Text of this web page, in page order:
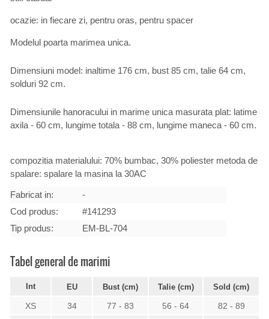
ocazie: in fiecare zi, pentru oras, pentru spacer
Modelul poarta marimea unica.
Dimensiuni model: inaltime 176 cm, bust 85 cm, talie 64 cm,
solduri 92 cm.
Dimensiunile hanoracului in marime unica masurata plat: latime
axila - 60 cm, lungime totala - 88 cm, lungime maneca - 60 cm.
compozitia materialului: 70% bumbac, 30% poliester metoda de
spalare: spalare la masina la 30AC
Fabricat in:
-
Cod produs:
#141293
Tip produs:
EM-BL-704
Tabel general de marimi
Int EU Bust (cm) Talie (cm) Sold (cm)
XS 34 77 - 83 56 - 64
82 - 89